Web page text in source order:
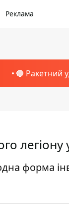
Реклама
🔴 Ракетний
форма